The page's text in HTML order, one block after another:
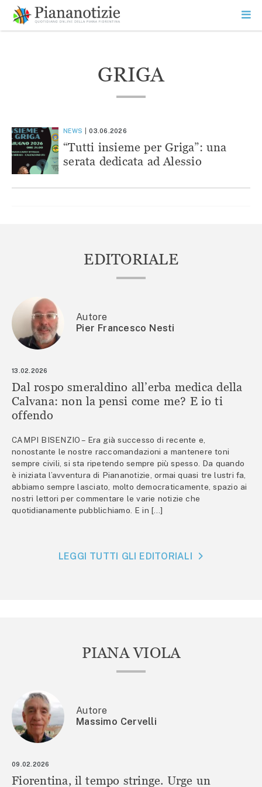
contenuto
SEARCH
GRIGA
NEWS 03.06.2026
“Tutti insieme per Griga”: una
serata dedicata ad Alessio
EDITORIALE
Autore
Pier Francesco Nesti
13.02.2026
Dal rospo smeraldino all’erba medica della
Calvana: non la pensi come me? E io ti
offendo
CAMPI BISENZIO – Era già successo di recente e,
nonostante le nostre raccomandazioni a mantenere toni
sempre civili, si sta ripetendo sempre più spesso. Da quando
è iniziata l’avventura di Piananotizie, ormai quasi tre lustri fa,
abbiamo sempre lasciato, molto democraticamente, spazio ai
nostri lettori per commentare le varie notizie che
quotidianamente pubblichiamo. E in […]
LEGGI TUTTI GLI EDITORIALI
PIANA VIOLA
Autore
Massimo Cervelli
09.02.2026
Fiorentina, il tempo stringe. Urge un